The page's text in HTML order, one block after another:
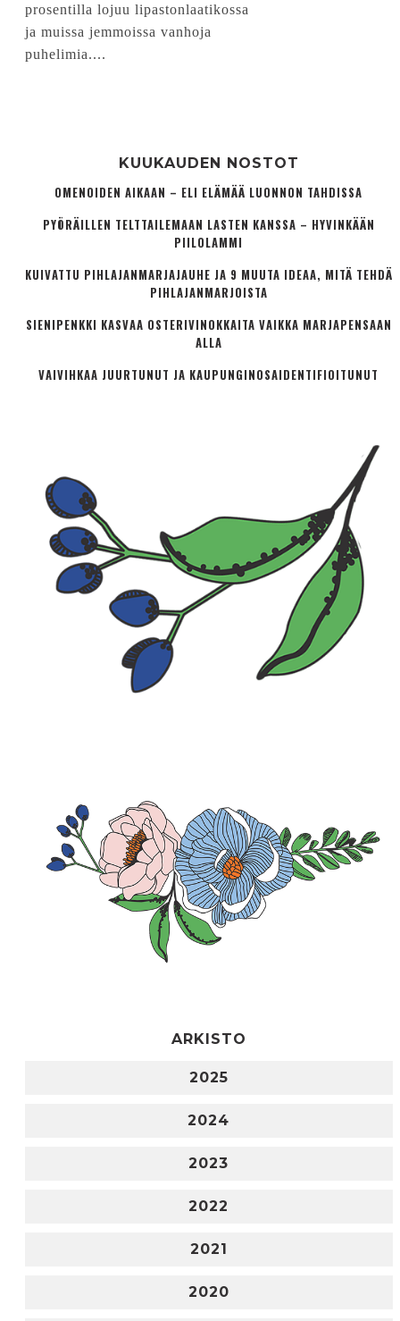
prosentilla lojuu lipastonlaatikossa
ja muissa jemmoissa vanhoja
puhelimia....
KUUKAUDEN NOSTOT
OMENOIDEN AIKAAN – ELI ELÄMÄÄ LUONNON TAHDISSA
PYÖRÄILLEN TELTTAILEMAAN LASTEN KANSSA – HYVINKÄÄN
PIILOLAMMI
KUIVATTU PIHLAJANMARJAJAUHE JA 9 MUUTA IDEAA, MITÄ TEHDÄ
PIHLAJANMARJOISTA
SIENIPENKKI KASVAA OSTERIVINOKKAITA VAIKKA MARJAPENSAAN
ALLA
VAIVIHKAA JUURTUNUT JA KAUPUNGINOSA­IDENTIFIOITUNUT
ARKISTO
2025
2024
2023
2022
2021
2020